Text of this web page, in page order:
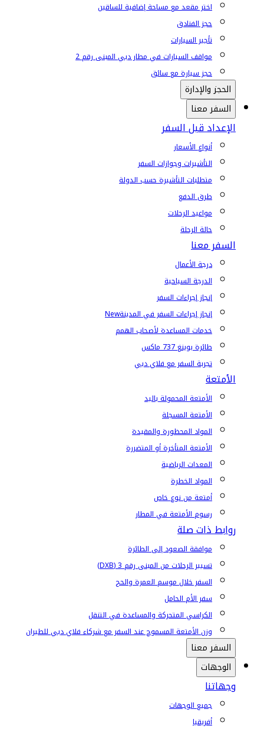
اختر مقعد مع مساحة إضافية للساقين
حجز الفنادق
تأجير السيارات
مواقف السيارات في مطار دبي المبنى رقم 2
حجز سيارة مع سائق
الحجز والإدارة
السفر معنا
الإعداد قبل السفر
أنواع الأسعار
التأشيرات وجوازات السفر
متطلبات التأشيرة حسب الدولة
طرق الدفع
مواعيد الرحلات
حالة الرحلة
السفر معنا
درجة الأعمال
الدرجة السياحية
إنجاز إجراءات السفر
إنجاز إجراءات السفر في المدينةNew
خدمات المساعدة لأصحاب الهمم
طائرة بوينغ 737 ماكس
تجربة السفر مع فلاي دبي
الأمتعة
الأمتعة المحمولة باليد
الأمتعة المسجلة
المواد المحظورة والمقيدة
الأمتعة المتأخرة أو المتضررة
المعدات الرياضية
المواد الخطرة
أمتعة من نوع خاص
رسوم الأمتعة في المطار
روابط ذات صلة
موافقة الصعود إلى الطائرة
تسيير الرحلات من المبنى رقم 3 (DXB)
السفر خلال موسم العمرة والحج
سفر الأم الحامل
الكراسي المتحركة والمساعدة في التنقل
وزن الأمتعة المسموح عند السفر مع شركاء فلاي دبي للطيران
السفر معنا
الوجهات
وجهاتنا
جميع الوجهات
أفريقيا